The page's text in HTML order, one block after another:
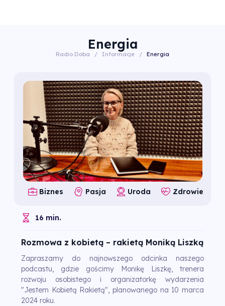
Energia
Radio Doba / Informacje / Energia
Biznes Pasja Uroda Zdrowie
16 min.
Rozmowa z kobietą – rakietą Moniką Liszką
Zapraszamy do najnowszego odcinka naszego
podcastu, gdzie gościmy Monikę Liszkę, trenera
rozwoju osobistego i organizatorkę wydarzenia
"Jestem Kobietą Rakietą", planowanego na 10 marca
2024 roku.